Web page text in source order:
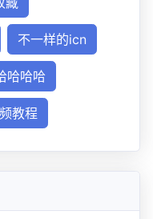
不一样的icn
哈哈哈
教程